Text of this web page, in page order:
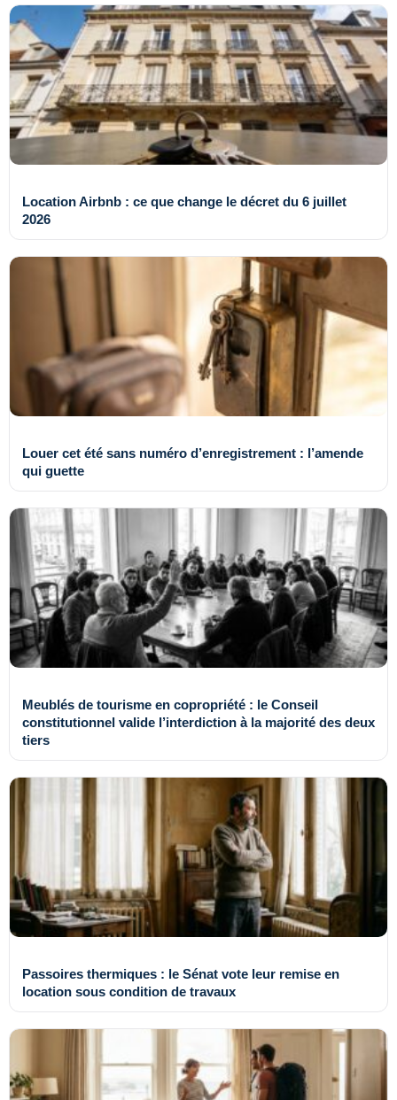
Location Airbnb : ce que change le décret du 6 juillet
2026
Louer cet été sans numéro d’enregistrement : l’amende
qui guette
Meublés de tourisme en copropriété : le Conseil
constitutionnel valide l’interdiction à la majorité des deux
tiers
Passoires thermiques : le Sénat vote leur remise en
location sous condition de travaux